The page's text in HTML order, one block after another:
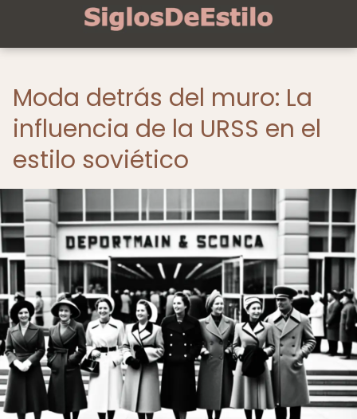
Moda detrás del muro: La
influencia de la URSS en el
estilo soviético